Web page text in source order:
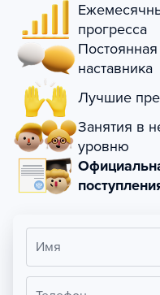
прогресса
наставника
Лучшие
Занятия в
уровню
Имя